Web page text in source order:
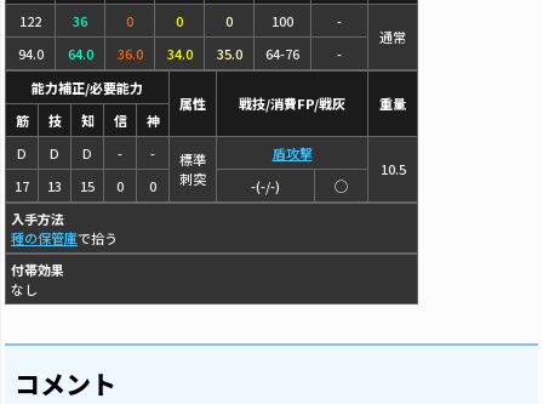
122
36 0 0 0 100
-
通常
94.0
64.0 36.0 34.0 35.0 64-76
-
能力補正/必要能力
属性
戦技/消費FP/戦灰
重量
筋
技 知 信
神
D
D D - -
標準
刺突
盾攻撃
10.5
17
13 15 0 0 -(-/-)
◯
入手方法
種の保管庫で拾う
付帯効果
なし
コメント